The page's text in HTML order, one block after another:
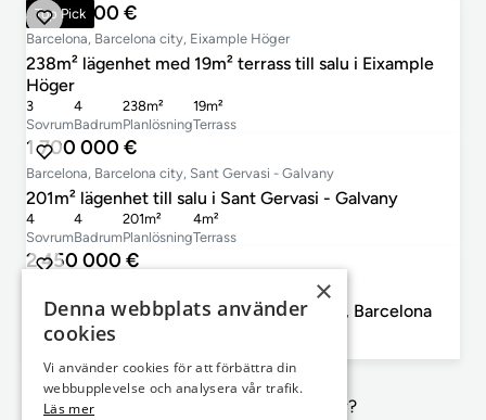
Top Pick
2 575 000 €
Barcelona, Barcelona city, Eixample Höger
238m² lägenhet med 19m² terrass till salu i Eixample
Höger
Sovrum
3
Badrum
4
Planlösning
238m²
Terrass
19m²
1 700 000 €
Barcelona, Barcelona city, Sant Gervasi - Galvany
201m² lägenhet till salu i Sant Gervasi - Galvany
Sovrum
4
Badrum
4
Planlösning
201m²
Terrass
4m²
2 450 000 €
198m² lägenhet till salu i Eixample Höger, Barcelona
3
Inte exakt vad du letar efter?
×
Denna webbplats använder
cookies
Vi använder cookies för att förbättra din
webbupplevelse och analysera vår trafik.
Läs mer